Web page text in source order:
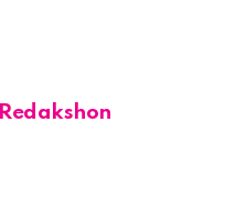
Redakshon